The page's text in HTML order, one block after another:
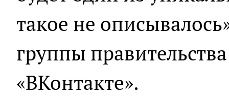
такое не
группы
«ВКонтакте».